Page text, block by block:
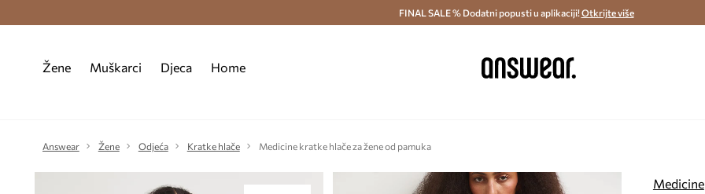
Besplatna dostava i povrat (od 70€) > Dostava u roku 48 sati >
FINAL SALE % Dodatni popusti u aplikaciji!Otkrijte više
Žene Muškarci Djeca Home
Answear Žene Odjeća Kratke hlače Medicine kratke hlače za žene od pamuka
Medicine